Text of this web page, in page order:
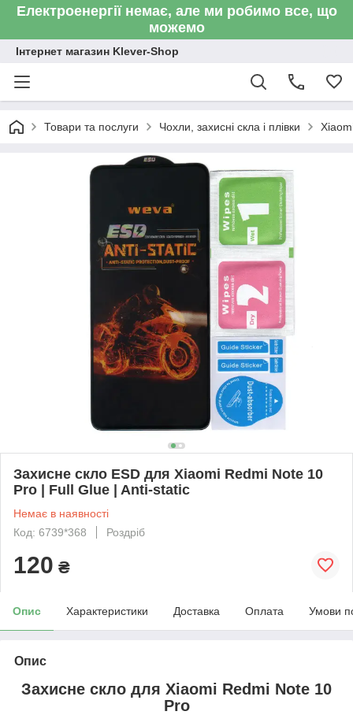
Електроенергії немає, але ми робимо все, що
можемо
Інтернет магазин Klever-Shop
Товари та послуги Чохли, захисні скла і плівки
Захисне скло ESD для Xiaomi Redmi Note 10
Pro | Full Glue | Anti-static
Немає в наявності
Код: 6739*368
Роздріб
120 ₴
Опис Характеристики Доставка Оплата Умови
Опис
Захисне скло для Xiaomi Redmi Note 10
Pro